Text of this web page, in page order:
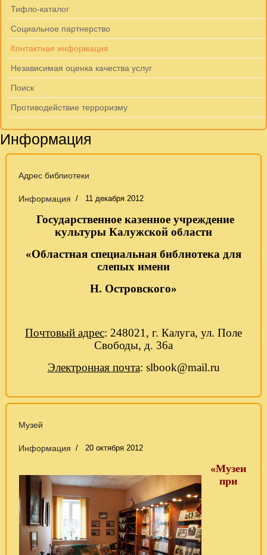
Тифло-каталог
Социальное партнерство
Контактная информация
Независимая оценка качества услуг
Поиск
Противодействие терроризму
Информация
Адрес библиотеки
Информация 11 декабря 2012
Государственное казенное учреждение
культуры Калужской области
«Областная специальная библиотека для
слепых имени
Н. Островского»
Почтовый адрес: 248021, г. Калуга, ул. Поле
Свободы, д. 36а
Электронная почта: slbook@mail.ru
Музей
Информация 20 октября 2012
«Музеи
при